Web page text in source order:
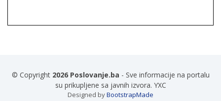
© Copyright 2026 Poslovanje.ba - Sve informacije na portalu
su prikupljene sa javnih izvora. YXC
Designed byBootstrapMade